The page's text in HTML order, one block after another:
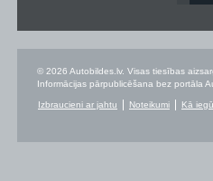
© 2026 Autobildes.lv. Visas tiesības
Informācijas pārpublicēšana bez portāla
Izbraucieni ar jahtu Noteikumi Kā